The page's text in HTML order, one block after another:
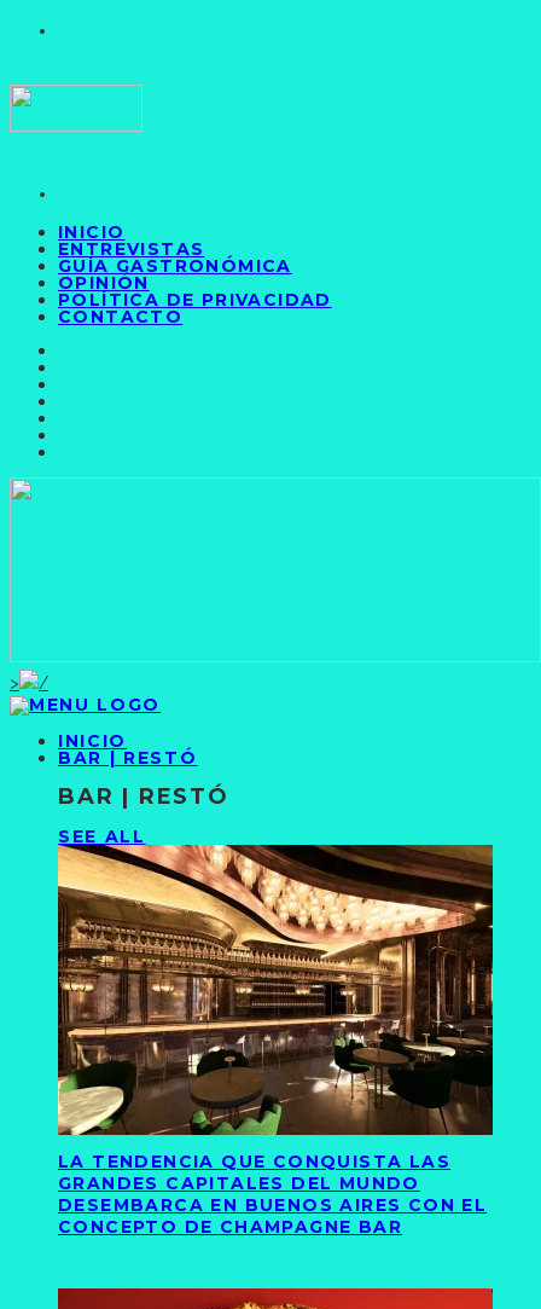
INICIO
ENTREVISTAS
GUÍA GASTRONÓMICA
OPINIÓN
POLÍTICA DE PRIVACIDAD
CONTACTO
>
INICIO
BAR | RESTÓ
BAR | RESTÓ
SEE ALL
LA TENDENCIA QUE CONQUISTA LAS
GRANDES CAPITALES DEL MUNDO
DESEMBARCA EN BUENOS AIRES CON EL
CONCEPTO DE CHAMPAGNE BAR